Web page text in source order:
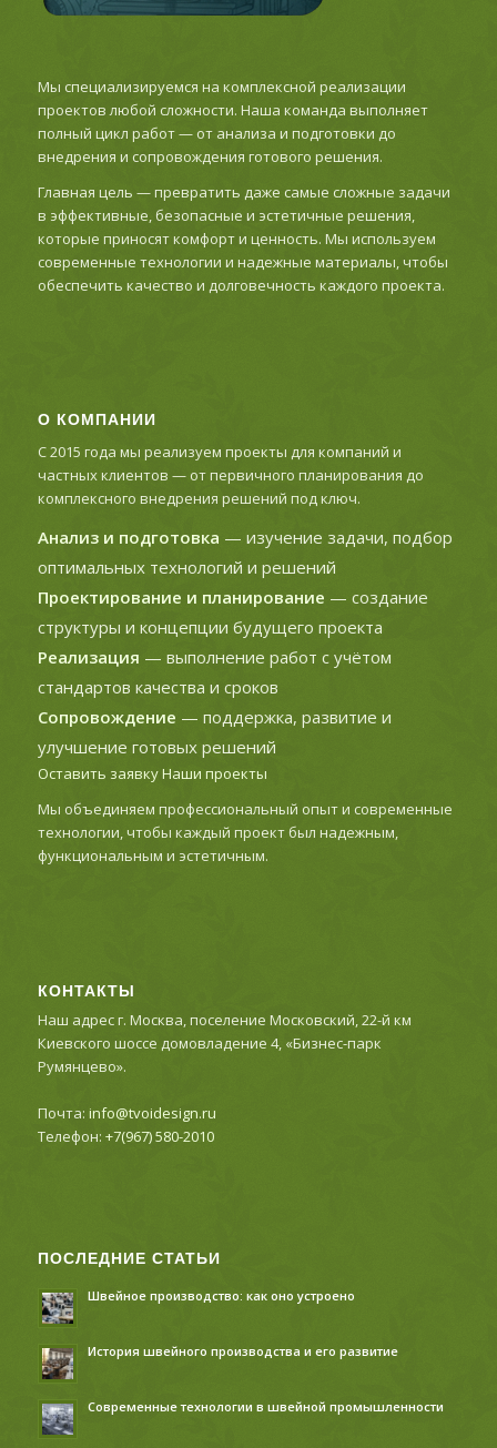
Мы специализируемся на комплексной реализации
проектов любой сложности. Наша команда выполняет
полный цикл работ — от анализа и подготовки до
внедрения и сопровождения готового решения.
Главная цель — превратить даже самые сложные задачи
в эффективные, безопасные и эстетичные решения,
которые приносят комфорт и ценность. Мы используем
современные технологии и надежные материалы, чтобы
обеспечить качество и долговечность каждого проекта.
О КОМПАНИИ
С 2015 года мы реализуем проекты для компаний и
частных клиентов — от первичного планирования до
комплексного внедрения решений под ключ.
Анализ и подготовка — изучение задачи, подбор
оптимальных технологий и решений
Проектирование и планирование — создание
структуры и концепции будущего проекта
Реализация — выполнение работ с учётом
стандартов качества и сроков
Сопровождение — поддержка, развитие и
улучшение готовых решений
Оставить заявкуНаши проекты
Мы объединяем профессиональный опыт и современные
технологии, чтобы каждый проект был надежным,
функциональным и эстетичным.
КОНТАКТЫ
Наш адрес г. Москва, поселение Московский, 22-й км
Киевского шоссе домовладение 4, «Бизнес-парк
Румянцево».
Почта: info@tvoidesign.ru
Телефон: +7(967) 580-2010
ПОСЛЕДНИЕ СТАТЬИ
Швейное производство: как оно устроено
История швейного производства и его развитие
Современные технологии в швейной промышленности